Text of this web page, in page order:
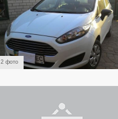
2 фото